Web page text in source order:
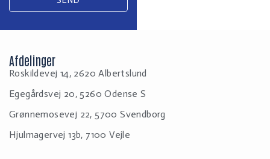
Afdelinger
Roskildevej 14, 2620 Albertslund
Egegårdsvej 20, 5260 Odense S
Grønnemosevej 22, 5700 Svendborg
Hjulmagervej 13b, 7100 Vejle